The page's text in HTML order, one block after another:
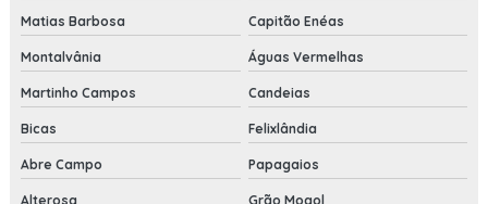
Matias Barbosa Capitão Enéas
Montalvânia Águas Vermelhas
Martinho Campos Candeias
Bicas Felixlândia
Abre Campo Papagaios
Alterosa Grão Mogol